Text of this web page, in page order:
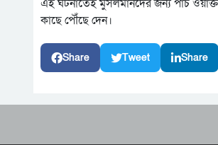
এই ঘটনাতেই মুসলমানদের জন্য পাঁচ ওয়াক্ত
কাছে পৌঁছে দেন।
Share Tweet Share